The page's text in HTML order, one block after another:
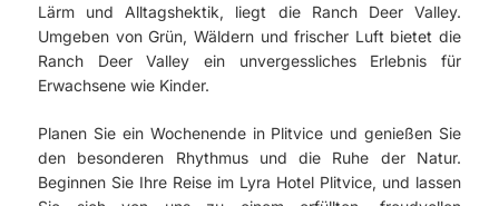
Lärm und Alltagshektik, liegt die Ranch Deer Valley.
Umgeben von Grün, Wäldern und frischer Luft bietet die
Ranch Deer Valley ein unvergessliches Erlebnis für
Erwachsene wie Kinder.
Planen Sie ein Wochenende in Plitvice und genießen Sie
den besonderen Rhythmus und die Ruhe der Natur.
Beginnen Sie Ihre Reise im Lyra Hotel Plitvice, und lassen